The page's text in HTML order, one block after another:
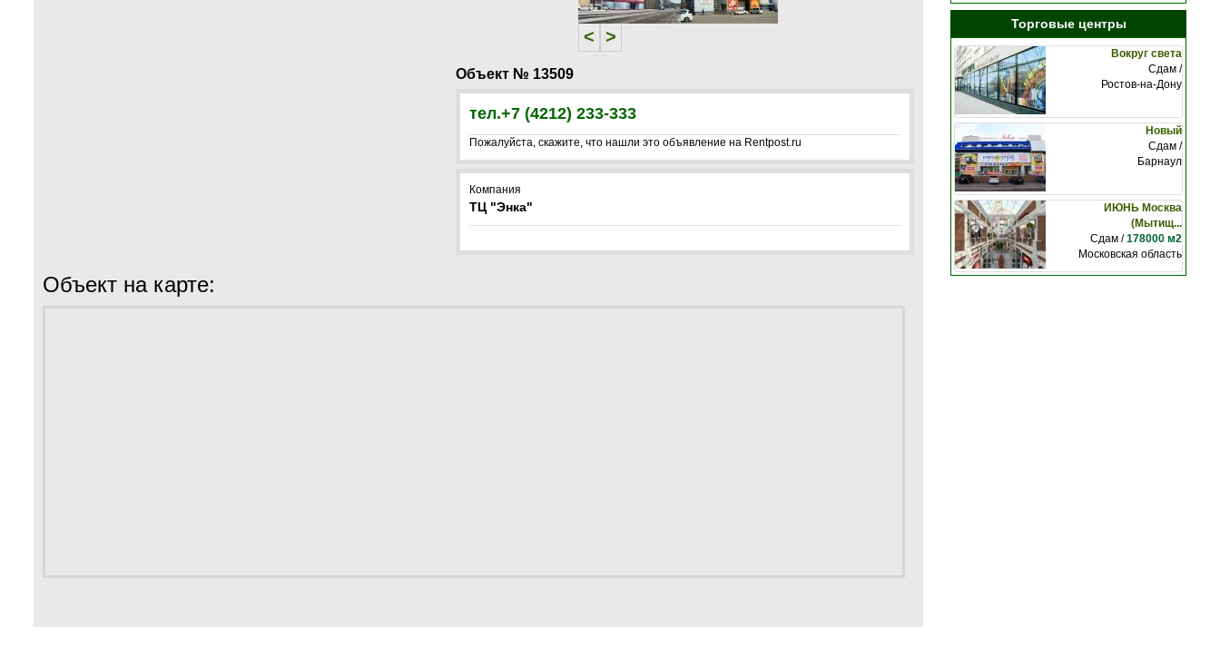
< >
Объект № 13509
тел.+7 (4212) 233-333
Пожалуйста, скажите, что нашли это объявление на Rentpost.ru
Компания
ТЦ "Энка"
Объект на карте:
Торговые центры
Вокруг света
Сдам /
Ростов-на-Дону
Новый
Сдам /
Барнаул
ИЮНЬ Москва
(Мытищ...
Сдам /178000 м2
Московская область